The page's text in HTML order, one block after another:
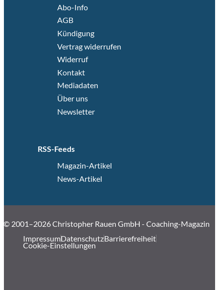
Abo-Info
AGB
Kündigung
Vertrag widerrufen
Widerruf
Kontakt
Mediadaten
Über uns
Newsletter
RSS-Feeds
Magazin-Artikel
News-Artikel
© 2001–2026 Christopher Rauen GmbH - Coaching-Magazin
ImpressumDatenschutzBarrierefreiheit
Cookie-Einstellungen